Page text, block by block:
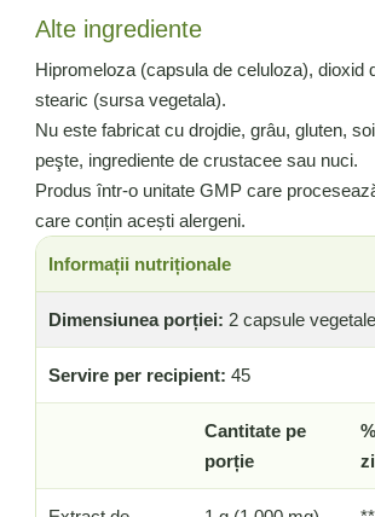
Informații nutriționale
Dimensiunea porției: 2 capsule vegetale
Servire per recipient: 45
Cantitate pe
porție
Alte ingrediente
Hipromeloza (capsula de celuloza), dioxid
stearic (sursa vegetala).
Nu este fabricat cu drojdie, grâu, gluten,
peşte, ingrediente de crustacee sau nuci.
Produs într-o unitate GMP care
care conțin acești alergeni.